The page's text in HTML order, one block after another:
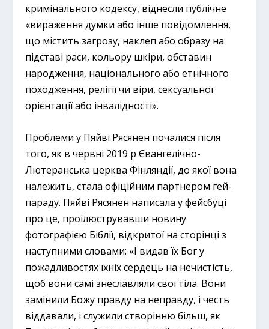
кримінального кодексу, віднесли публічне
«вираження думки або інше повідомлення,
що містить загрозу, наклеп або образу на
підставі раси, кольору шкіри, обставин
народження, національного або етнічного
походження, релігії чи віри, сексуальної
орієнтації або інвалідності».
Проблеми у Пяйві Рясянен почалися після
того, як в червні 2019 р Євангелічно-
Лютеранська церква Фінляндії, до якої вона
належить, стала офіційним партнером гей-
параду. Пяйві Рясянен написала у фейсбуці
про це, проілюструвавши новину
фотографією Біблії, відкритої на сторінці з
наступними словами: «І видав їх Бог у
пожадливостях їхніх сердець на нечистість,
щоб вони самі знеславляли свої тіла. Вони
замінили Божу правду на неправду, і честь
віддавали, і служили створінню більш, як